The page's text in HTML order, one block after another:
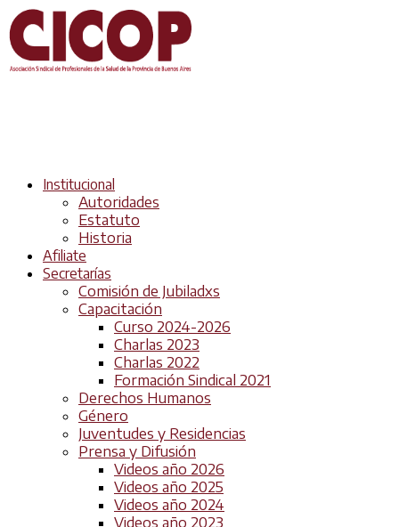
Institucional
Autoridades
Estatuto
Historia
Afiliate
Secretarías
Comisión de Jubiladxs
Capacitación
Curso 2024-2026
Charlas 2023
Charlas 2022
Formación Sindical 2021
Derechos Humanos
Género
Juventudes y Residencias
Prensa y Difusión
Videos año 2026
Videos año 2025
Videos año 2024
Videos año 2023